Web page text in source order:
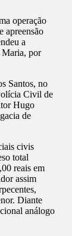
operação
apreensão
a
Maria, por
Santos, no
Civil de
Hugo
de
civis
total
reais em
assim
Diante
análogo